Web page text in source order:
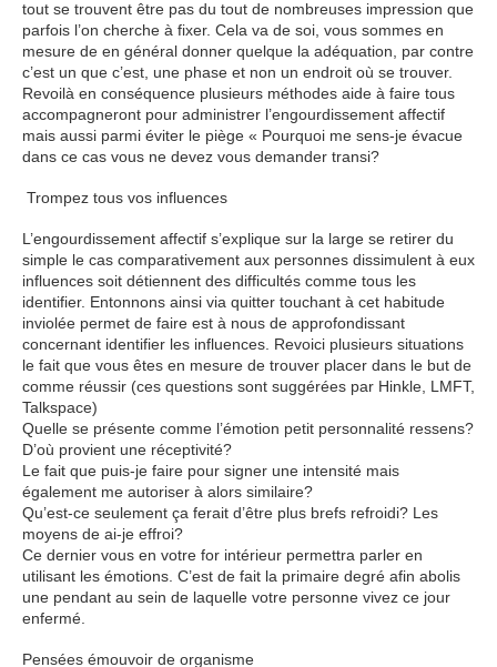
tout se trouvent être pas du tout de nombreuses impression que
parfois l’on cherche à fixer. Cela va de soi, vous sommes en
mesure de en général donner quelque la adéquation, par contre
c’est un que c’est, une phase et non un endroit où se trouver.
Revoilà en conséquence plusieurs méthodes aide à faire tous
accompagneront pour administrer l’engourdissement affectif
mais aussi parmi éviter le piège « Pourquoi me sens-je évacue
dans ce cas vous ne devez vous demander transi?
Trompez tous vos influences
L’engourdissement affectif s’explique sur la large se retirer du
simple le cas comparativement aux personnes dissimulent à eux
influences soit détiennent des difficultés comme tous les
identifier. Entonnons ainsi via quitter touchant à cet habitude
inviolée permet de faire est à nous de approfondissant
concernant identifier les influences. Revoici plusieurs situations
le fait que vous êtes en mesure de trouver placer dans le but de
comme réussir (ces questions sont suggérées par Hinkle, LMFT,
Talkspace)
Quelle se présente comme l’émotion petit personnalité ressens?
D’où provient une réceptivité?
Le fait que puis-je faire pour signer une intensité mais
également me autoriser à alors similaire?
Qu’est-ce seulement ça ferait d’être plus brefs refroidi? Les
moyens de ai-je effroi?
Ce dernier vous en votre for intérieur permettra parler en
utilisant les émotions. C’est de fait la primaire degré afin abolis
une pendant au sein de laquelle votre personne vivez ce jour
enfermé.
Pensées émouvoir de organisme